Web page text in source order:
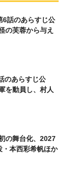
6話のあらすじ公
の芙蓉から与え
のあらすじ公
を動員し、村人
の舞台化、2027
本西彩希帆ほか